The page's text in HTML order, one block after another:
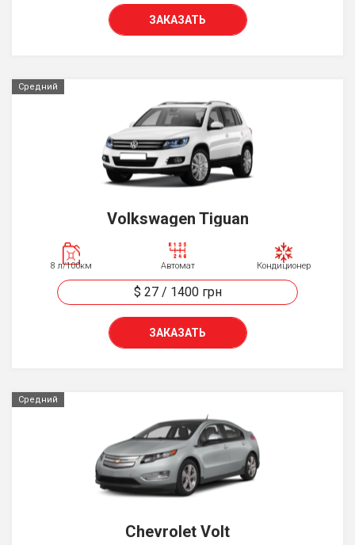
ЗАКАЗАТЬ
Средний
Volkswagen Tiguan
8 л/100км Автомат Кондиционер
$ 27/ 1400 грн
ЗАКАЗАТЬ
Средний
Chevrolet Volt